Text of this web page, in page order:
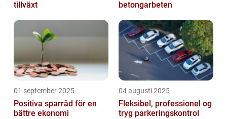
tillväxt
betongarbeten
01 september 2025
Positiva sparråd för en
bättre ekonomi
04 augusti 2025
Fleksibel, professionel og
tryg parkeringskontrol